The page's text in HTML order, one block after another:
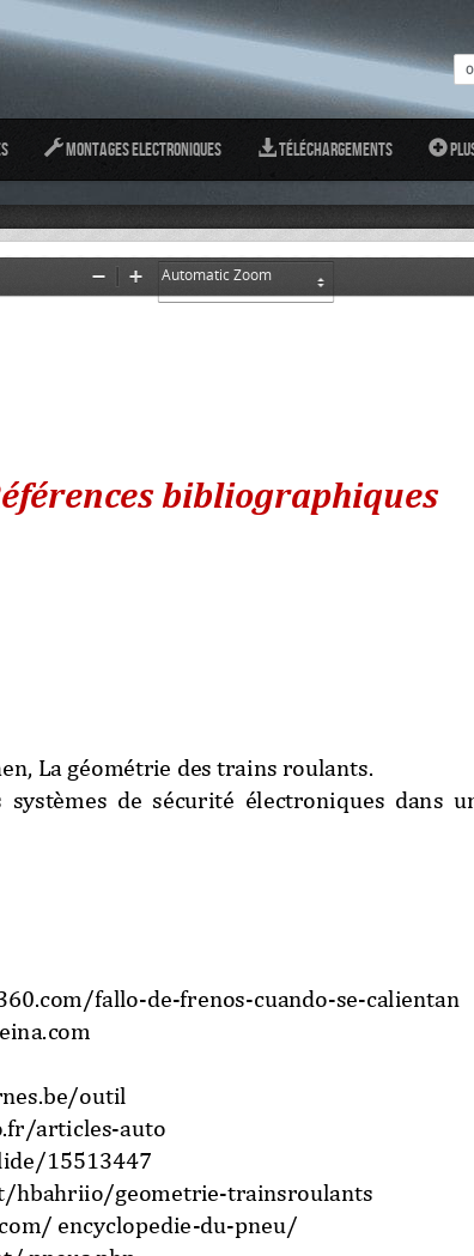
Montages Electroniques Téléchargements
ZoomZoom
bibliographiques
La géométrie des trains roulants.
systèmes  de  sécurité  électroniques  dans
fallo-de-frenos-cuando-se-calientan
outil
articles-auto
15513447
hbahriio/geometrie-trainsroulants
encyclopedie-du-pneu/